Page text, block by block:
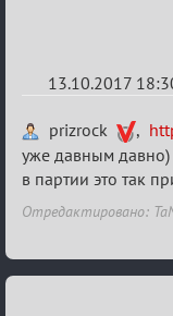
13.10.2017
Re:
Калькулятор
Лиги
prizrock ,
уже давным давно)
в партии это так
Отредактировано: